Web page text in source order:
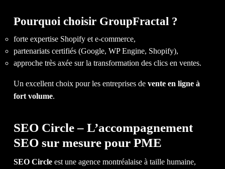
Pourquoi choisir GroupFractal ?
forte expertise Shopify et e-commerce,
partenariats certifiés (Google, WP Engine, Shopify),
approche très axée sur la transformation des clics en ventes.
Un excellent choix pour les entreprises de vente en ligne à
fort volume.
SEO Circle – L’accompagnement
SEO sur mesure pour PME
SEO Circle est une agence montréalaise à taille humaine,